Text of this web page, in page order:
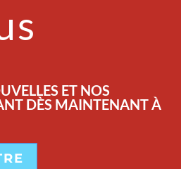
ET NOS
DÈS MAINTENANT À